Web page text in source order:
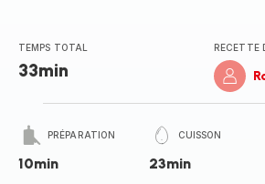
TEMPS TOTAL
33min
RECETTE
PRÉPARATION
10min
CUISSON
23min